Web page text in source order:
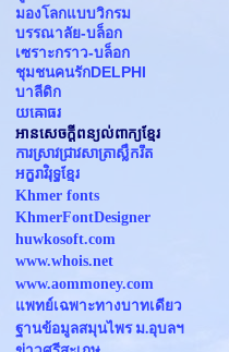
มองโลกแบบวิกรม
บรรณาลัย-บล็อก
เซราะกราว-บล็อก
ชุมชนคนรักDELPHI
บาลีดิก
យឝោធរ
អានសេចក្ដីពន្យល់ពាក្យខ្មែរ
ការស្រាវជ្រាវសាត្រាស្លឹករឹត
អក្ខរាវិរុទ្ធខ្មែរ
Khmer fonts
KhmerFontDesigner
huwkosoft.com
www.whois.net
www.aommoney.com
แพทย์เฉพาะทางบาทเดียว
ฐานข้อมูลสมุนไพร ม.อุบลฯ